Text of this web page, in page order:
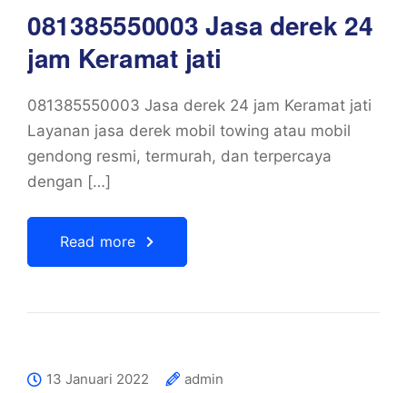
081385550003 Jasa derek 24
jam Keramat jati
081385550003 Jasa derek 24 jam Keramat jati
Layanan jasa derek mobil towing atau mobil
gendong resmi, termurah, dan terpercaya
dengan […]
Read more
13 Januari 2022
admin